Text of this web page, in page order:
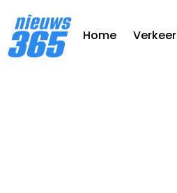
Home Verkeer